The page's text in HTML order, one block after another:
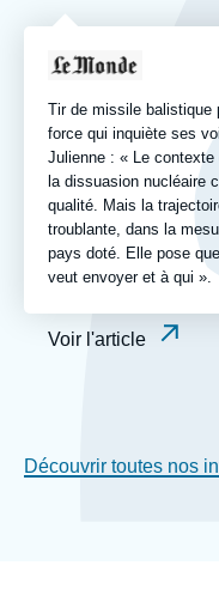
Logo
Tir de missile balistique
force qui inquiète ses
Julienne : « Le
la dissuasion nucléaire
qualité. Mais la
troublante, dans la
pays doté. Elle pose
veut envoyer et à qui ».
Voir l'article
ou
Découvrir toutes nos